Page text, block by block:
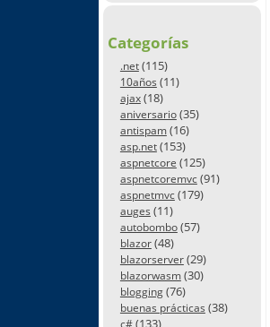
Categorías
.net(115)
10años (11)
ajax(18)
aniversario(35)
antispam(16)
asp.net(153)
aspnetcore (125)
aspnetcoremvc(91)
aspnetmvc(179)
auges (11)
autobombo(57)
blazor(48)
blazorserver(29)
blazorwasm(30)
blogging(76)
buenas prácticas (38)
c#(133)